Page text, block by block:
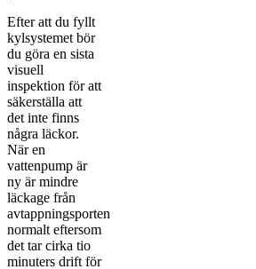
Efter att du fyllt
kylsystemet bör
du göra en sista
visuell
inspektion för att
säkerställa att
det inte finns
några läckor.
När en
vattenpump är
ny är mindre
läckage från
avtappningsporten
normalt eftersom
det tar cirka tio
minuters drift för